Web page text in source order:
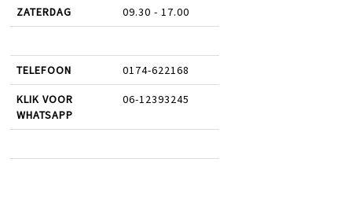
ZATERDAG 09.30 - 17.00
TELEFOON 0174-622168
KLIK VOOR
WHATSAPP
06-12393245